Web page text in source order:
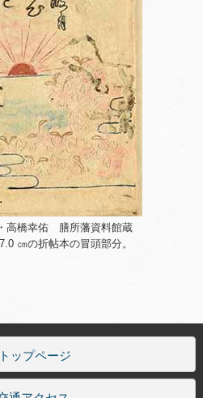
高橋幸佑 膳所藩資料館蔵
㎝の折帖本の冒頭部分。
トップページ